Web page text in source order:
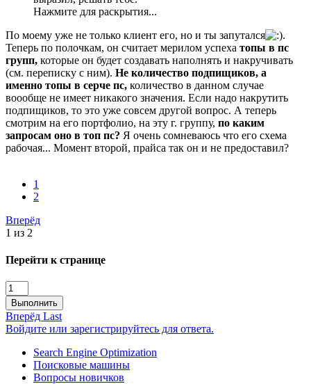
Нажмите для раскрытия...
По моему уже не только клиент его, но и ты запутался
.
Теперь по полочкам, он считает мерилом успеха топы в пс
групп, которые он будет создавать наполнять и накручивать
(см. переписку с ним). Не количество подпищиков, а
именно топы в серче пс, количество в данном случае
воообще не имеет никакого значения. Если надо накрутить
подпищиков, то это уже совсем другой вопрос. А теперь
смотрим на его портфолио, на эту г. группу, по каким
запросам оно в топ пс? Я очень сомневаюсь что его схема
рабочая... Момент второй, прайса так он и не предоставил?
1
2
Вперёд
1 из 2
Перейти к странице
Выполнить
Вперёд Last
Войдите или зарегистрируйтесь для ответа.
Search Engine Optimization
Поисковые машины
Вопросы новичков